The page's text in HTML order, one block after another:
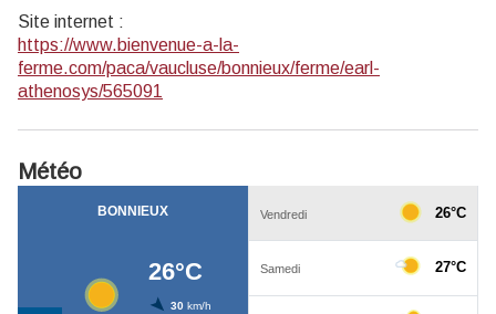
Site internet :
https://www.bienvenue-a-la-
ferme.com/paca/vaucluse/bonnieux/ferme/earl-
athenosys/565091
Météo